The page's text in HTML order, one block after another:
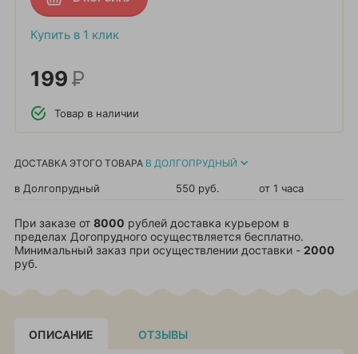
Купить в 1 клик
199Р
Товар в наличии
ДОСТАВКА ЭТОГО ТОВАРА В ДОЛГОПРУДНЫЙ
в Долгопрудный 550 руб. от 1 часа
При заказе от 8000 рублей доставка курьером в
пределах Догопрудного осуществляется бесплатно.
Минимальный заказ при осуществлении доставки - 2000
руб.
ОПИСАНИЕ ОТЗЫВЫ